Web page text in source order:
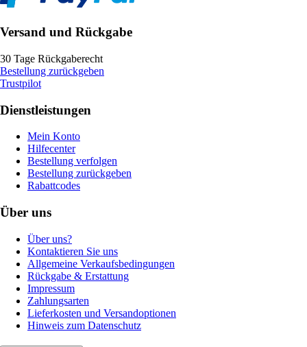
Versand und Rückgabe
30 Tage Rückgaberecht
Bestellung zurückgeben
Trustpilot
Dienstleistungen
Mein Konto
Hilfecenter
Bestellung verfolgen
Bestellung zurückgeben
Rabattcodes
Über uns
Über uns?
Kontaktieren Sie uns
Allgemeine Verkaufsbedingungen
Rückgabe & Erstattung
Impressum
Zahlungsarten
Lieferkosten und Versandoptionen
Hinweis zum Datenschutz